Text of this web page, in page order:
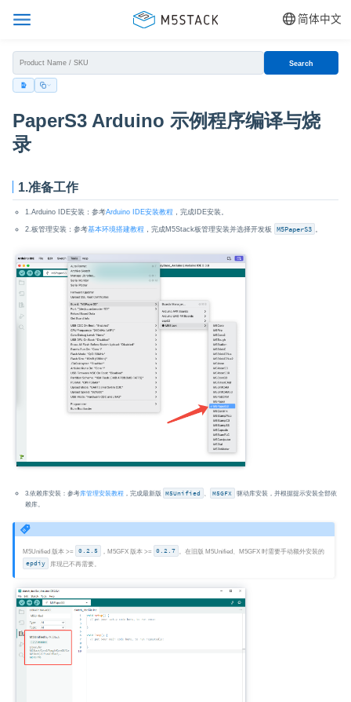
简体中文
Search
PaperS3 Arduino 示例程序编译与烧
录
1.准备工作
1.Arduino IDE安装：参考Arduino IDE安装教程 ，完成IDE安装。
2.板管理安装：参考基本环境搭建教程 ，完成M5Stack板管理安装并选择开发板 M5PaperS3
3.依赖库安装：参考库管理安装教程，完成最新版 M5Unified M5GFX
驱动库安装，并根据提示安装全部依
赖库。
M5Unified 版本 >= 0.2.5 ，M5GFX 版本 >= 0.2.7
。在旧版 M5Unified、M5GFX 时需要手动额外安装的
epdiy
库现已不再需要。